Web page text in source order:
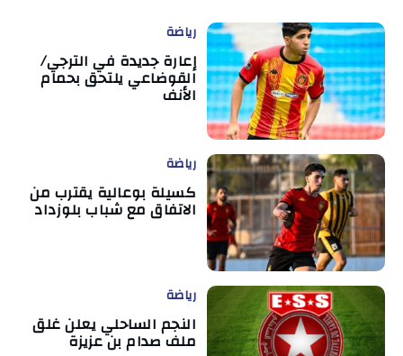
رياضة
إعارة جديدة في الترجي/
القوضاعي يلتحق بحمام
الأنف
رياضة
كسيلة بوعالية يقترب من
الاتفاق مع شباب بلوزداد
رياضة
النجم الساحلي يعلن غلق
ملف صدام بن عزيزة